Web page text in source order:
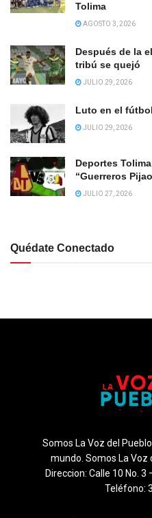
Tolima
AGOSTO 3, 2026
Después de la
tribú se quejó
JULIO 29, 2026
Luto en el
JULIO 29, 2026
Deportes
“Guerreros
JULIO 27, 2026
Quédate Conectado
Somos La Voz del
mundo. Somos La Voz
Direccion: Calle 10 No.
Teléfono: